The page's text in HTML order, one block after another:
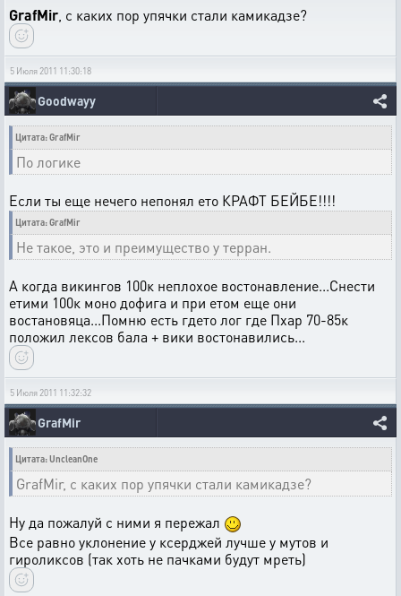
GrafMir , с каких пор упячки стали камикадзе?
5 Июля 2011 11:30:18
Goodwayy
Цитата: GrafMir
По логике
Если ты еще нечего непонял ето КРАФТ БЕЙБЕ!!!!
Цитата: GrafMir
Не такое, это и преимущество у терран.
А когда викингов 100к неплохое востонавление...Снести
етими 100к моно дофига и при етом еще они
востановяца...Помню есть гдето лог где Пхар 70-85к
положил лексов бала + вики востонавились...
5 Июля 2011 11:32:32
GrafMir
Цитата: UncleanOne
GrafMir, с каких пор упячки стали камикадзе?
Ну да пожалуй с ними я пережал
Все равно уклонение у ксерджей лучше у мутов и
гироликсов (так хоть не пачками будут мреть)